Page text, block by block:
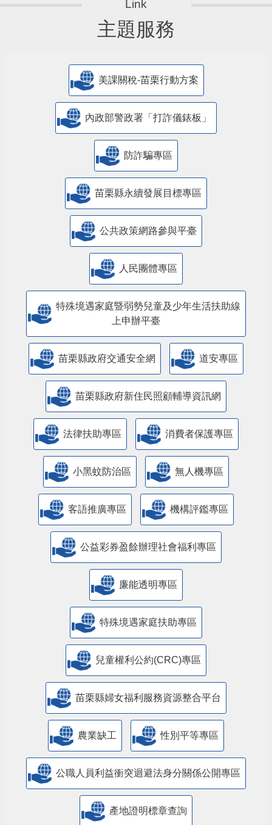
主題服務
美課關稅-苗栗行動方案
內政部警政署「打詐儀錶板」
防詐騙專區
苗栗縣永續發展目標專區
公共政策網路參與平臺
人民團體專區
特殊境遇家庭暨弱勢兒童及少年生活扶助線
上申辦平臺
苗栗縣政府交通安全網 道安專區
苗栗縣政府新住民照顧輔導資訊網
法律扶助專區 消費者保護專區
小黑蚊防治區 無人機專區
客語推廣專區 機構評鑑專區
公益彩券盈餘辦理社會福利專區
廉能透明專區
特殊境遇家庭扶助專區
兒童權利公約(CRC)專區
苗栗縣婦女福利服務資源整合平台
農業缺工 性別平等專區
公職人員利益衝突迴避法身分關係公開專區
產地證明標章查詢